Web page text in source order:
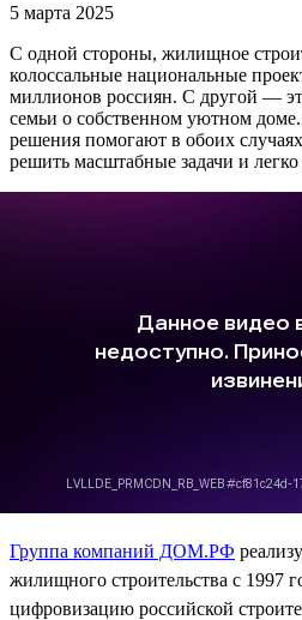
5 марта 2025
С одной стороны, жилищное
колоссальные национальные
миллионов россиян. С другой —
семьи о собственном уютном
решения помогают в обоих
решить масштабные задачи и
Группа компаний ДОМ.РФ
жилищного строительства с 1997
цифровизацию российской